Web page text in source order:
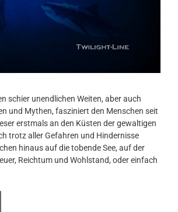
schier unendlichen Weiten, aber auch
und Mythen, fasziniert den Menschen seit
erstmals an den Küsten der gewaltigen
trotz aller Gefahren und Hindernisse
hinaus auf die tobende See, auf der
Reichtum und Wohlstand, oder einfach